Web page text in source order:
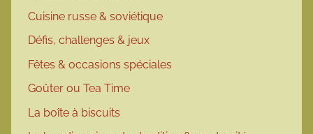
Cuisine russe & soviétique
Défis, challenges & jeux
Fêtes & occasions spéciales
Goûter ou Tea Time
La boîte à biscuits